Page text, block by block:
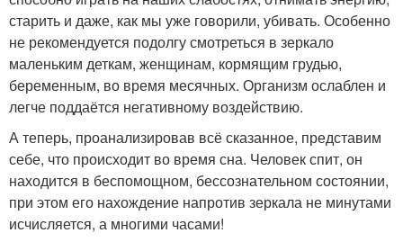
старить и даже, как мы уже говорили, убивать. Особенно
не рекомендуется подолгу смотреться в зеркало
маленьким деткам, женщинам, кормящим грудью,
беременным, во время месячных. Организм ослаблен и
легче поддаётся негативному воздействию.
А теперь, проанализировав всё сказанное, представим
себе, что происходит во время сна. Человек спит, он
находится в беспомощном, бессознательном состоянии,
при этом его нахождение напротив зеркала не минутами
исчисляется, а многими часами!